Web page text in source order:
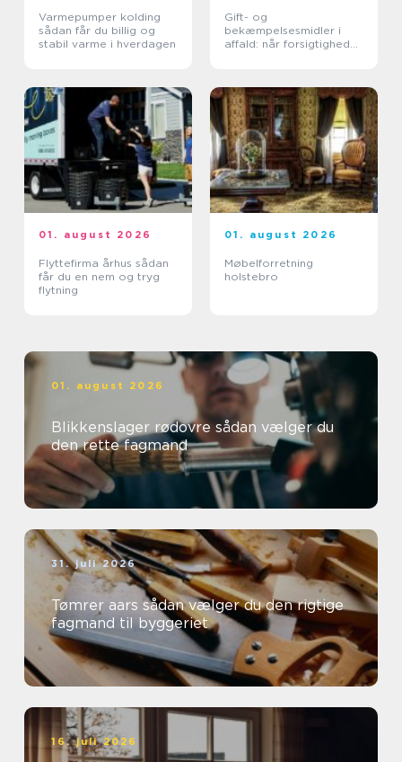
Varmepumper kolding
sådan får du billig og
stabil varme i hverdagen
Gift- og
bekæmpelsesmidler i
affald: når forsigtighed
01. august 2026
Flyttefirma århus sådan
får du en nem og tryg
flytning
01. august 2026
Møbelforretning
holstebro
01. august 2026
Blikkenslager rødovre sådan vælger du
den rette fagmand
31. juli 2026
Tømrer aars sådan vælger du den rigtige
fagmand til byggeriet
16. juli 2026